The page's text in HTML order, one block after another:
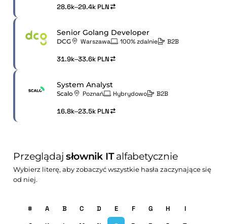
28.6k–29.4k PLN
Senior Golang Developer
DCG Warszawa 100% zdalnie B2B
31.9k–33.6k PLN
System Analyst
Scalo Poznań Hybrydowo B2B
16.8k–23.5k PLN
Przeglądajsłownik ITalfabetycznie
Wybierz literę, aby zobaczyć wszystkie hasła zaczynające się
od niej.
# A B C D E F G H
I